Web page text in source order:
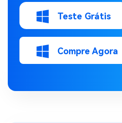
Teste Grátis
Compre Agora